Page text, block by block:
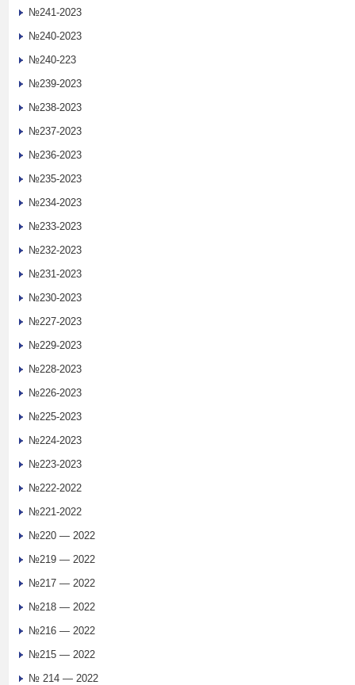
№241-2023
№240-2023
№240-223
№239-2023
№238-2023
№237-2023
№236-2023
№235-2023
№234-2023
№233-2023
№232-2023
№231-2023
№230-2023
№227-2023
№229-2023
№228-2023
№226-2023
№225-2023
№224-2023
№223-2023
№222-2022
№221-2022
№220 — 2022
№219 — 2022
№217 — 2022
№218 — 2022
№216 — 2022
№215 — 2022
№ 214 — 2022